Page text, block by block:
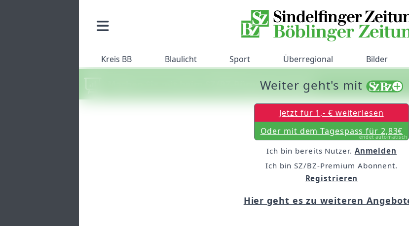
Kreis BB Blaulicht Sport Überregional Bilder
Machen Sie mit beim SZ/BZ-Bürgerbarometer!
Weiter geht's mit
Jetzt für 1,- € weiterlesen
Oder mit dem Tagespass für 2,83€
endet automatisch
Ich bin bereits Nutzer. Anmelden
Ich bin SZ/BZ-Premium Abonnent.
Registrieren
Hier geht es zu weiteren